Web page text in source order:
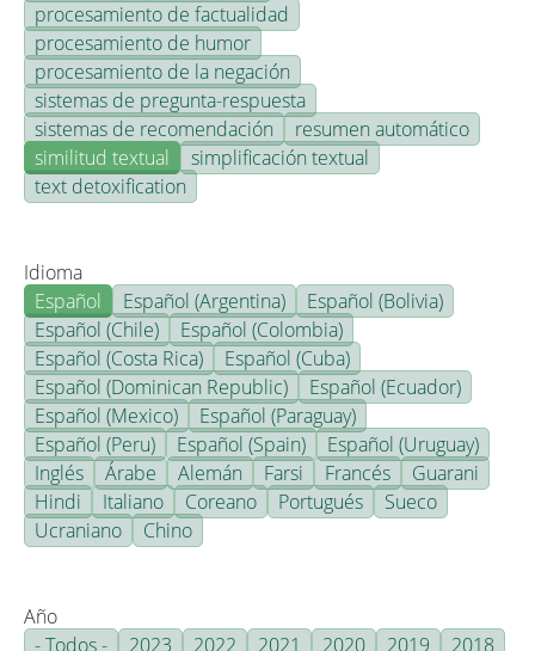
procesamiento de factualidad
procesamiento de humor
procesamiento de la negación
sistemas de pregunta-respuesta
sistemas de recomendación
resumen automático
similitud textual
simplificación textual
text detoxification
Idioma
Español
Español (Argentina)
Español (Bolivia)
Español (Chile)
Español (Colombia)
Español (Costa Rica)
Español (Cuba)
Español (Dominican Republic)
Español (Ecuador)
Español (Mexico)
Español (Paraguay)
Español (Peru)
Español (Spain)
Español (Uruguay)
Inglés
Árabe Alemán Farsi Francés
Guarani
Hindi
Italiano Coreano Portugués
Sueco
Ucraniano
Chino
Año
- Todos -
2023 2022 2021 2020 2019
2018